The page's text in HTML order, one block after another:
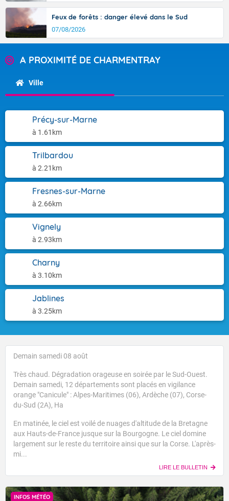
Feux de forêts : danger élevé dans le Sud
07/08/2026
A PROXIMITÉ DE CHARMENTRAY
Ville
Précy-sur-Marne
à 1.61km
Trilbardou
à 2.21km
Fresnes-sur-Marne
à 2.66km
Vignely
à 2.93km
Charny
à 3.10km
Jablines
à 3.25km
Demain samedi 08 août
Très chaud. Dégradation orageuse en soirée par le Sud-Ouest.
Demain samedi, 12 départements sont placés en vigilance
orange "Canicule" : Alpes-Maritimes (06), Ardèche (07), Corse-
du-Sud (2A), Ha
En matinée, le ciel est voilé de nuages d'altitude de la Bretagne
aux Hauts-de-France jusque sur la Bourgogne. Le ciel domine
largement sur le reste du territoire ainsi que sur la Corse. L'après-
mi...
LIRE LE BULLETIN
INFOS MÉTÉO